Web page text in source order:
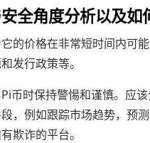
全角度分析以及如
的价格在非常短时间内可
发行政策等。
币时保持警惕和谨慎。应
，例如跟踪市场趋势，预
欺诈的平台。